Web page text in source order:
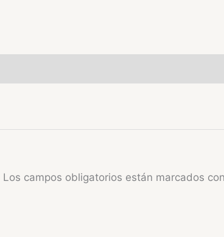
Los campos obligatorios están marcados